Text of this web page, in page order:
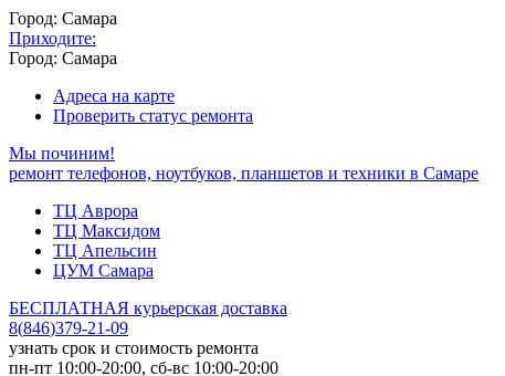
Город: Самара
Приходите:
Город: Самара
Адреса на карте
Проверить статус ремонта
Мы починим!
ремонт телефонов, ноутбуков, планшетов и техники в Самаре
ТЦ Аврора
ТЦ Максидом
ТЦ Апельсин
ЦУМ Самара
БЕСПЛАТНАЯ курьерская доставка
8(846)379-21-09
узнать срок и стоимость ремонта
пн-пт 10:00-20:00, сб-вс 10:00-20:00